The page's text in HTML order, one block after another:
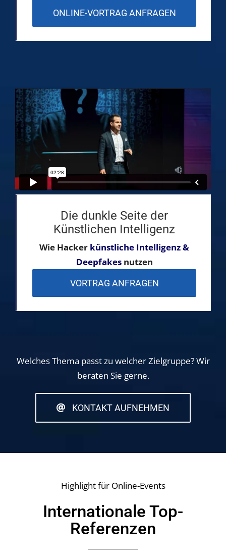
ONLINE-VORTRAG ANFRAGEN
Die dunkle Seite der
Künstlichen Intelligenz
Wie Hacker künstliche Intelligenz &
Deepfakesnutzen
VORTRAG ANFRAGEN
Welches Thema passt zu welcher Zielgruppe? Wir
beraten Sie gerne.
KONTAKT AUFNEHMEN
Highlight für Online-Events
Internationale Top-
Referenzen